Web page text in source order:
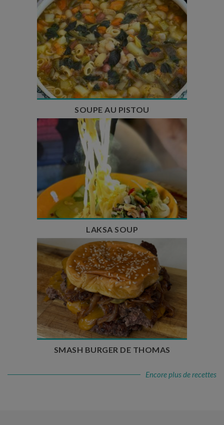
Temps de préparation : 35 min
Temps de cuisson : 1h15
Nombre de couverts : 8
SOUPE AU PISTOU
Temps de préparation : 40 min
Temps de cuisson : 25 min
Nombre de couverts : 4
LAKSA SOUP
Temps de préparation : 20 min
Temps de cuisson : 5 à 10 min
Nombre de couverts : 4
SMASH BURGER DE THOMAS
Encore plus de recettes